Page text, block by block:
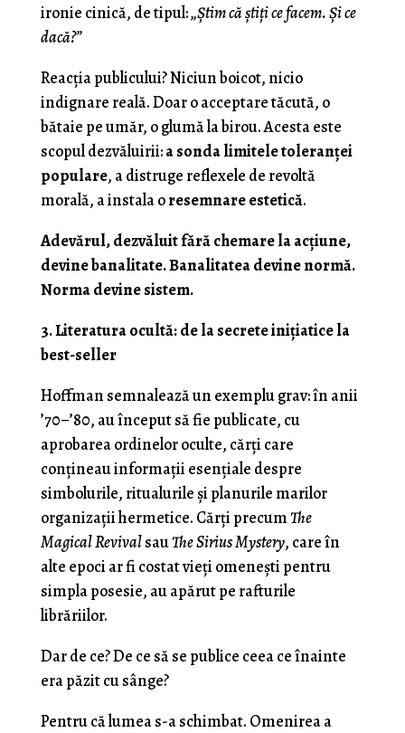
ironie cinică, de tipul:„Știm că știți ce facem. Și ce
dacă?”
Reacția publicului? Niciun boicot, nicio
indignare reală. Doar o acceptare tăcută, o
bătaie pe umăr, o glumă la birou. Acesta este
scopul dezvăluirii:a sonda limitele toleranței
populare, a distruge reflexele de revoltă
morală, a instala oresemnare estetică.
Adevărul, dezvăluit fără chemare la acțiune,
devine banalitate. Banalitatea devine normă.
Norma devine sistem.
3. Literatura ocultă: de la secrete inițiatice la
best-seller
Hoffman semnalează un exemplu grav: în anii
’70–’80, au început să fie publicate, cu
aprobarea ordinelor oculte, cărți care
conțineau informații esențiale despre
simbolurile, ritualurile și planurile marilor
organizații hermetice. Cărți precumThe
Magical RevivalsauThe Sirius Mystery, care în
alte epoci ar fi costat vieți omenești pentru
simpla posesie, au apărut pe rafturile
librăriilor.
Dar de ce? De ce să se publice ceea ce înainte
era păzit cu sânge?
Pentru că lumea s-a schimbat. Omenirea a